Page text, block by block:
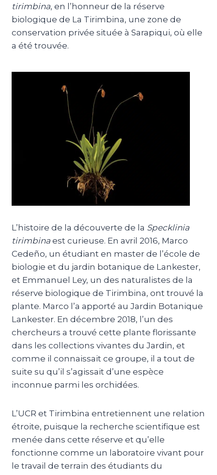
tirimbina, en l’honneur de la réserve
biologique de La Tirimbina, une zone de
conservation privée située à Sarapiqui, où elle
a été trouvée.
L’histoire de la découverte de la Specklinia
tirimbina est curieuse. En avril 2016, Marco
Cedeño, un étudiant en master de l’école de
biologie et du jardin botanique de Lankester,
et Emmanuel Ley, un des naturalistes de la
réserve biologique de Tirimbina, ont trouvé la
plante. Marco l’a apporté au Jardin Botanique
Lankester. En décembre 2018, l’un des
chercheurs a trouvé cette plante florissante
dans les collections vivantes du Jardin, et
comme il connaissait ce groupe, il a tout de
suite su qu’il s’agissait d’une espèce
inconnue parmi les orchidées.
L’UCR et Tirimbina entretiennent une relation
étroite, puisque la recherche scientifique est
menée dans cette réserve et qu’elle
fonctionne comme un laboratoire vivant pour
le travail de terrain des étudiants du